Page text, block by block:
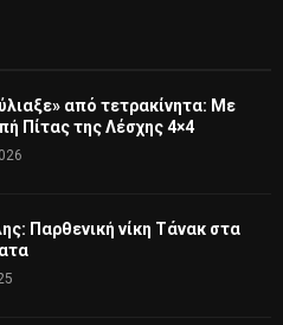
από τετρακίνητα: Με
Πίτας της Λέσχης 4×4
Παρθενική νίκη Τάνακ στα